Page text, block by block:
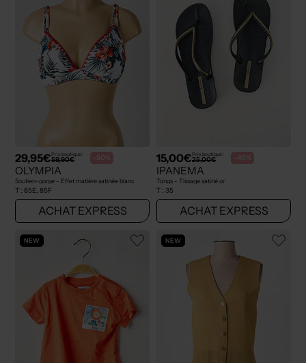
29,95€Prix boutique :
59,90€ -50%
OLYMPIA
Soutien-gorge - Effet matière satinée blanc
T : 85E, 85F
ACHAT EXPRESS
15,00€Prix boutique :
25,00€ -40%
IPANEMA
Tongs - Tissage satiné or
T : 35
ACHAT EXPRESS
NEW NEW